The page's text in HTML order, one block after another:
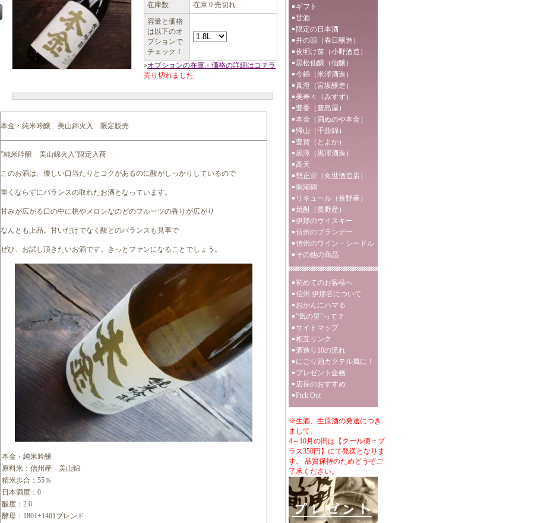
在庫数
在庫 0 売切れ
容量と価格
は以下のオ
プションで
チェック！
»オプションの在庫・価格の詳細はコチラ
売り切れました
本金・純米吟醸 美山錦火入 限定販売
”純米吟醸 美山錦火入”限定入荷
このお酒は、優しい口当たりとコクがあるのに酸がしっかりしているので
重くならずにバランスの取れたお酒となっています。
甘みが広がる口の中に桃やメロンなのどのフルーツの香りが広がり
なんとも上品。甘いだけでなく酸とのバランスも見事で
ぜひ、お試し頂きたいお酒です。きっとファンになることでしょう。
本金・純米吟醸
原料米：信州産 美山錦
精米歩合：55％
日本酒度：0
酸度：2.0
酵母：1801+1401ブレンド
ギフト
甘酒
限定の日本酒
井の頭（春日醸造）
夜明け前（小野酒造）
黒松仙醸（仙醸）
今錦（米澤酒造）
真澄（宮坂醸造）
美寿々（みすず）
豊香（豊島屋）
本金（酒ぬのや本金）
帰山（千曲錦）
豊賀（とよか）
黒澤（黒澤酒造）
高天
勢正宗（丸世酒造店）
御湖鶴
リキュール（長野産）
焼酎（長野産）
伊那のウイスキー
信州のブランデー
信州のワイン・シードル
その他の商品
初めてのお客様へ
信州 伊那谷について
おかんにハマる
”気の里”って？
サイトマップ
相互リンク
酒造り10の流れ
にごり酒カクテル風に！
プレゼント企画
店長のおすすめ
Pick Out
※生酒、生原酒の発送につき
まして。
4～10月の間は【クール便＝プ
ラス350円】にて発送となりま
す。 品質保持のためどうぞご
了承ください。